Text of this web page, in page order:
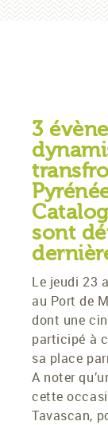
3
sont
Le jeudi 23
au Port de
dont une
participé à
sa place
A noter
cette
Tavascan,